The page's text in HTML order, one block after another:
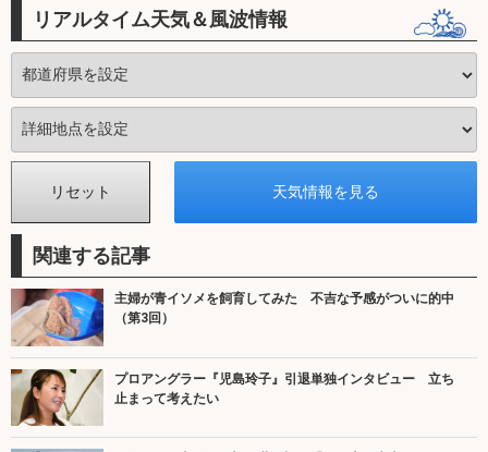
リアルタイム天気＆風波情報
関連する記事
主婦が青イソメを飼育してみた 不吉な予感がついに的中
（第3回）
プロアングラー『児島玲子』引退単独インタビュー 立ち
止まって考えたい